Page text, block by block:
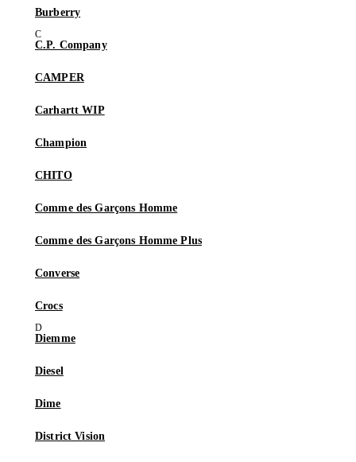
Burberry
C.P. Company
CAMPER
Carhartt WIP
Champion
CHITO
Comme des Garçons Homme
Comme des Garçons Homme Plus
Converse
Crocs
Diemme
Diesel
Dime
District Vision